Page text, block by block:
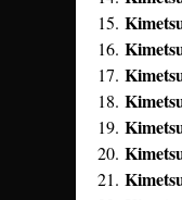
15.
16.
17.
18.
19.
20.
21.